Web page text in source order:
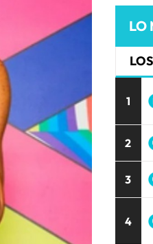
LO
1
2
3
4